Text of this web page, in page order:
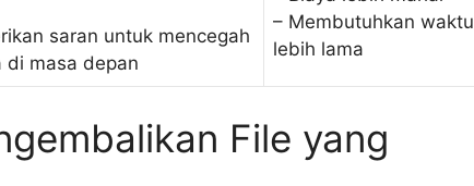
saran untuk mencegah
di masa depan
– Membutuhkan waktu
lebih lama
File yang